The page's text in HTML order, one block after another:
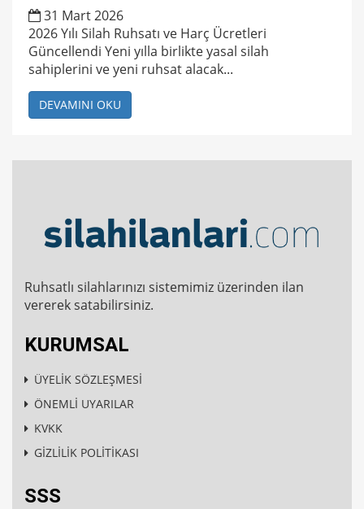
31 Mart 2026
2026 Yılı Silah Ruhsatı ve Harç Ücretleri
Güncellendi Yeni yılla birlikte yasal silah
sahiplerini ve yeni ruhsat alacak...
DEVAMINI OKU
Ruhsatlı silahlarınızı sistemimiz üzerinden ilan
vererek satabilirsiniz.
KURUMSAL
ÜYELİK SÖZLEŞMESİ
ÖNEMLİ UYARILAR
KVKK
GİZLİLİK POLİTİKASI
SSS